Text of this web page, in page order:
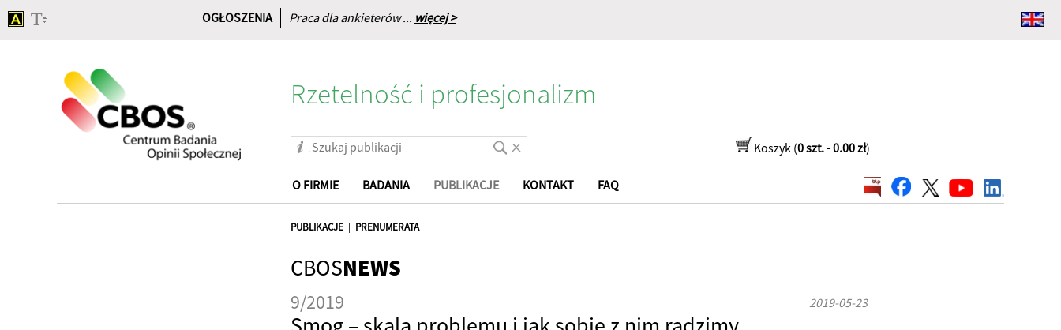
OGŁOSZENIA Praca dla ankieterów ... więcej >
główna
Rzetelność i profesjonalizm
Koszyk (0 szt.-0.00 zł)
O FIRMIE BADANIA PUBLIKACJE KONTAKT FAQ
PUBLIKACJE | PRENUMERATA
CBOSNEWS
9/2019 2019-05-23